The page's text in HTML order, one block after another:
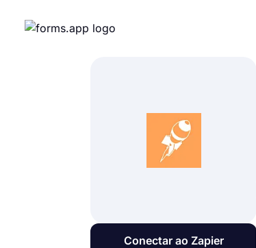
Conectar ao Zapier